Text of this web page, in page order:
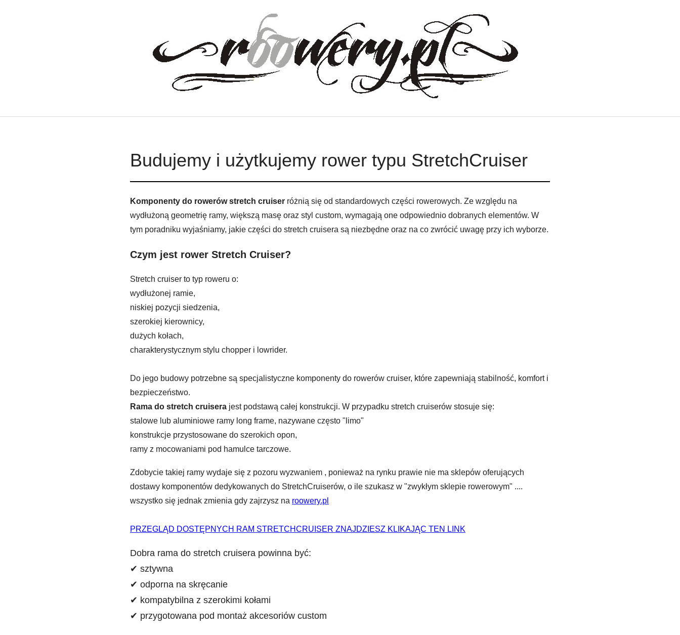
Budujemy i użytkujemy rower typu StretchCruiser
Komponenty do rowerów stretch cruiser różnią się od standardowych części rowerowych. Ze względu na
wydłużoną geometrię ramy, większą masę oraz styl custom, wymagają one odpowiednio dobranych elementów. W
tym poradniku wyjaśniamy, jakie części do stretch cruisera są niezbędne oraz na co zwrócić uwagę przy ich wyborze.
Czym jest rower Stretch Cruiser?
Stretch cruiser to typ roweru o:
wydłużonej ramie,
niskiej pozycji siedzenia,
szerokiej kierownicy,
dużych kołach,
charakterystycznym stylu chopper i lowrider.
Do jego budowy potrzebne są specjalistyczne komponenty do rowerów cruiser, które zapewniają stabilność, komfort i
bezpieczeństwo.
Rama do stretch cruisera jest podstawą całej konstrukcji. W przypadku stretch cruiserów stosuje się:
stalowe lub aluminiowe ramy long frame, nazywane często "limo"
konstrukcje przystosowane do szerokich opon,
ramy z mocowaniami pod hamulce tarczowe.
Zdobycie takiej ramy wydaje się z pozoru wyzwaniem , ponieważ na rynku prawie nie ma sklepów oferujących
dostawy komponentów dedykowanych do StretchCruiserów, o ile szukasz w "zwykłym sklepie rowerowym" ....
wszystko się jednak zmienia gdy zajrzysz na roowery.pl
PRZEGLĄD DOSTĘPNYCH RAM STRETCHCRUISER ZNAJDZIESZ KLIKAJĄC TEN LINK
Dobra rama do stretch cruisera powinna być:
✔ sztywna
✔ odporna na skręcanie
✔ kompatybilna z szerokimi kołami
✔ przygotowana pod montaż akcesoriów custom